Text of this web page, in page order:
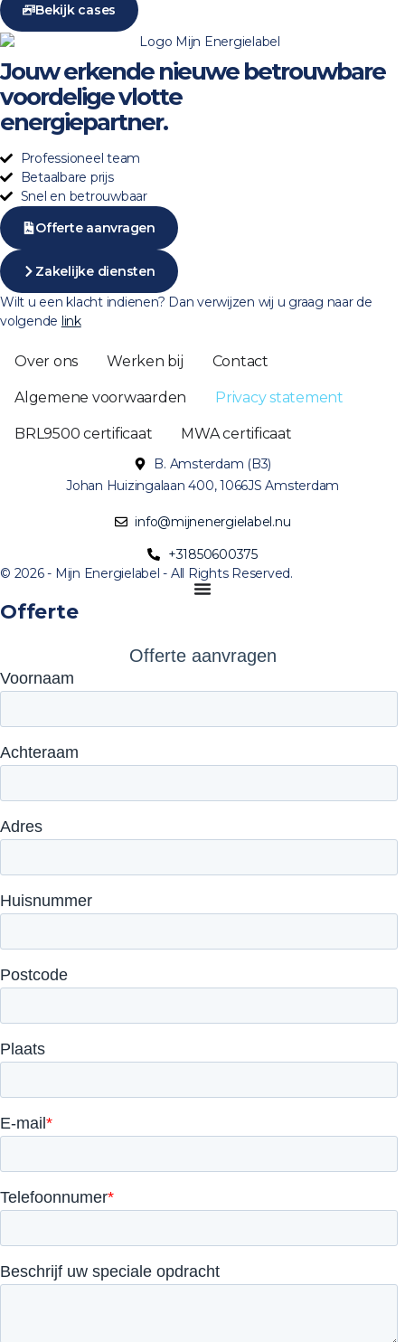
Bekijk cases
Jouwerkendenieuwebetrouwbare
voordeligevlotte
energiepartner.
Professioneel team
Betaalbare prijs
Snel en betrouwbaar
Offerte aanvragen
Zakelijke diensten
Wilt u een klacht indienen? Dan verwijzen wij u graag naar de
volgende link
Over ons Werken bij​ Contact
Algemene voorwaarden​ Privacy statement​
BRL9500 certificaat​ MWA certificaat​
B. Amsterdam (B3)
Johan Huizingalaan 400, 1066JS Amsterdam
info@mijnenergielabel.nu
+31850600375
© 2026 - Mijn Energielabel - All Rights Reserved.
Offerte